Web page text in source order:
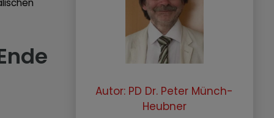
Autor: PD Dr. Peter Münch-
Heubner